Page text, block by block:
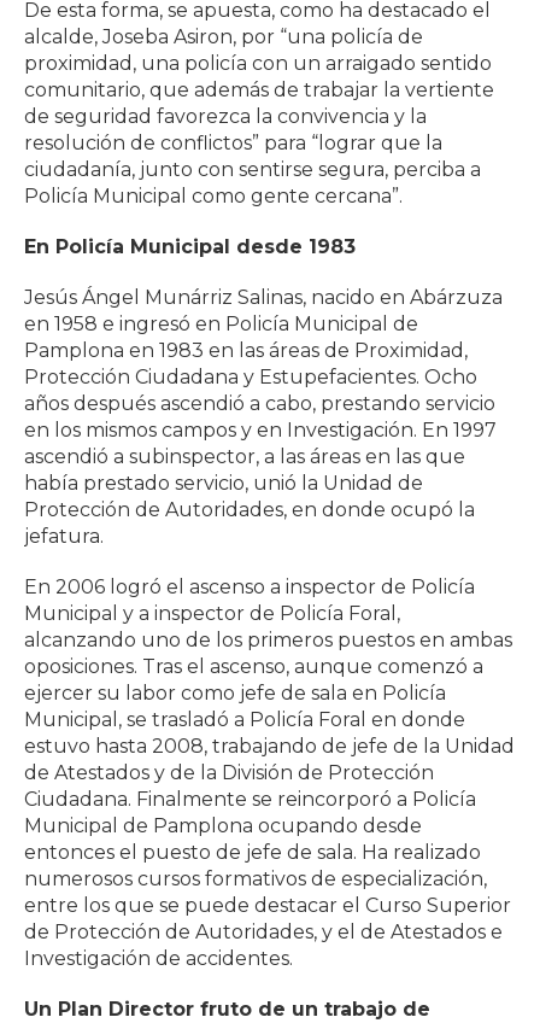
De esta forma, se apuesta, como ha destacado el
alcalde, Joseba Asiron, por “una policía de
proximidad, una policía con un arraigado sentido
comunitario, que además de trabajar la vertiente
de seguridad favorezca la convivencia y la
resolución de conflictos” para “lograr que la
ciudadanía, junto con sentirse segura, perciba a
Policía Municipal como gente cercana”.
En Policía Municipal desde 1983
Jesús Ángel Munárriz Salinas, nacido en Abárzuza
en 1958 e ingresó en Policía Municipal de
Pamplona en 1983 en las áreas de Proximidad,
Protección Ciudadana y Estupefacientes. Ocho
años después ascendió a cabo, prestando servicio
en los mismos campos y en Investigación. En 1997
ascendió a subinspector, a las áreas en las que
había prestado servicio, unió la Unidad de
Protección de Autoridades, en donde ocupó la
jefatura.
En 2006 logró el ascenso a inspector de Policía
Municipal y a inspector de Policía Foral,
alcanzando uno de los primeros puestos en ambas
oposiciones. Tras el ascenso, aunque comenzó a
ejercer su labor como jefe de sala en Policía
Municipal, se trasladó a Policía Foral en donde
estuvo hasta 2008, trabajando de jefe de la Unidad
de Atestados y de la División de Protección
Ciudadana. Finalmente se reincorporó a Policía
Municipal de Pamplona ocupando desde
entonces el puesto de jefe de sala. Ha realizado
numerosos cursos formativos de especialización,
entre los que se puede destacar el Curso Superior
de Protección de Autoridades, y el de Atestados e
Investigación de accidentes.
Un Plan Director fruto de un trabajo de